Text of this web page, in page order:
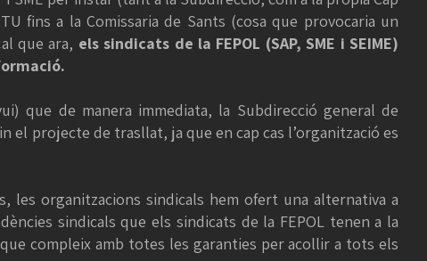
fins a la Comissaria de Sants (cosa que provocaria un
que ara, els sindicats de la FEPOL (SAP, SME i SEIME)
que de manera immediata, la Subdirecció general de
el projecte de trasllat, ja que en cap cas l’organització es
les organitzacions sindicals hem ofert una alternativa a
sindicals que els sindicats de la FEPOL tenen a la
compleix amb totes les garanties per acollir a tots els